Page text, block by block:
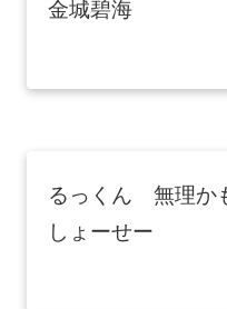
金城碧海
るっくん 無理か
しょーせー